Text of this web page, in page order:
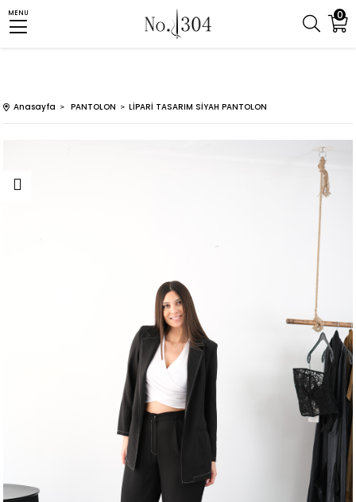
0
MENU
Anasayfa PANTOLON LİPARİ TASARIM SİYAH PANTOLON